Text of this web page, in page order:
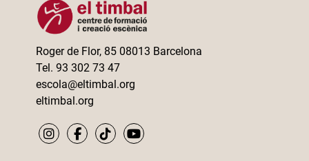
Roger de Flor, 85 08013 Barcelona
Tel. 93 302 73 47
escola@eltimbal.org
eltimbal.org